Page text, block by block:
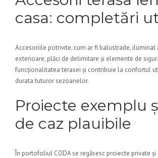
casa: completări
Accesoriile potrivite, cum ar fi balustrade,
exterioare, plăci de delimitare și elemente de
funcționalitatea terasei și contribuie la confortul
durata tuturor sezoanelor.
Proiecte exemplu
de caz plauibile
În portofoliul CODA se regăsesc proiecte private